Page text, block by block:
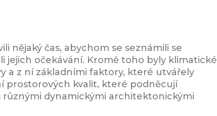
nějaký čas, abychom se seznámili se
jejich očekávání. Kromě toho byly klimatické
a z ní základními faktory, které utvářely
prostorových kvalit, které podněcují
dynamickými architektonickými